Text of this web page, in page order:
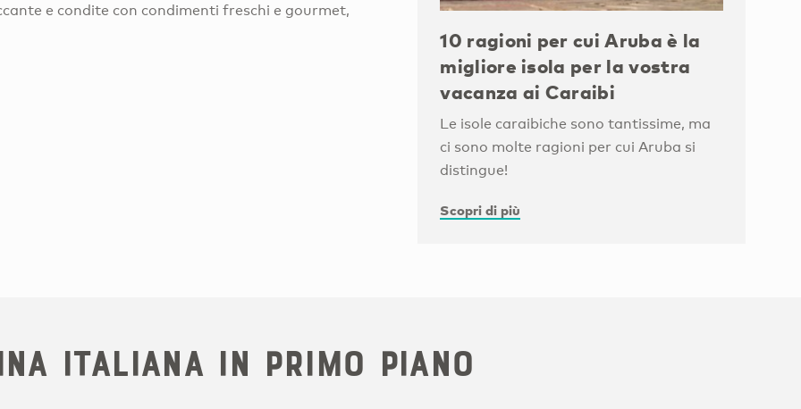
e condite con condimenti freschi e gourmet,
10 ragioni per cui Aruba è la
migliore isola per la vostra
vacanza ai Caraibi
Le isole caraibiche sono tantissime, ma
ci sono molte ragioni per cui Aruba si
distingue!
Scopri di più
italiana in primo piano